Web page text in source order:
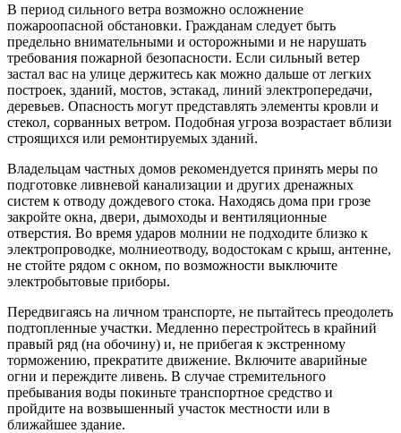
В период сильного ветра возможно осложнение
пожароопасной обстановки. Гражданам следует быть
предельно внимательными и осторожными и не нарушать
требования пожарной безопасности. Если сильный ветер
застал вас на улице держитесь как можно дальше от легких
построек, зданий, мостов, эстакад, линий электропередачи,
деревьев. Опасность могут представлять элементы кровли и
стекол, сорванных ветром. Подобная угроза возрастает вблизи
строящихся или ремонтируемых зданий.
Владельцам частных домов рекомендуется принять меры по
подготовке ливневой канализации и других дренажных
систем к отводу дождевого стока. Находясь дома при грозе
закройте окна, двери, дымоходы и вентиляционные
отверстия. Во время ударов молнии не подходите близко к
электропроводке, молниеотводу, водостокам с крыш, антенне,
не стойте рядом с окном, по возможности выключите
электробытовые приборы.
Передвигаясь на личном транспорте, не пытайтесь преодолеть
подтопленные участки. Медленно перестройтесь в крайний
правый ряд (на обочину) и, не прибегая к экстренному
торможению, прекратите движение. Включите аварийные
огни и переждите ливень. В случае стремительного
пребывания воды покиньте транспортное средство и
пройдите на возвышенный участок местности или в
ближайшее здание.